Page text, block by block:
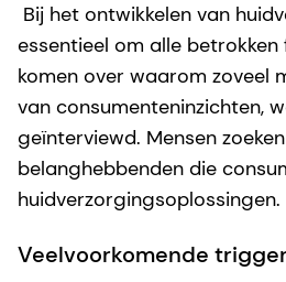
Bij het ontwikkelen van
essentieel om alle
komen over waarom zoveel
van consumenteninzichten,
geïnterviewd. Mensen
belanghebbenden die
huidverzorgingsoplossingen.
Veelvoorkomende